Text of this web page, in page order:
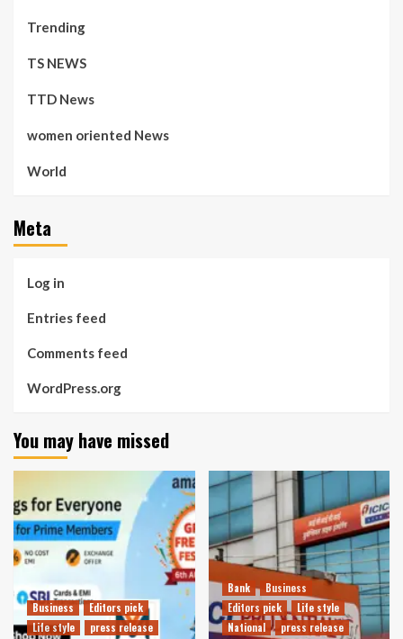
Trending
TS NEWS
TTD News
women oriented News
World
Meta
Log in
Entries feed
Comments feed
WordPress.org
You may have missed
Business
Editors pick
Life style
press release
Bank
Business
Editors pick
Life style
National
press release